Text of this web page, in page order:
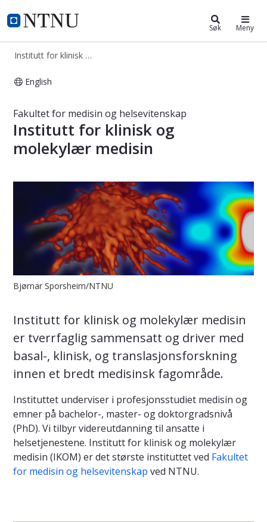
NTNU Hjemmeside
Institutt for klinisk og molekylær
Søk Meny
Institutt for klinisk og molekylær medisin
English
Fakultet for medisin og helsevitenskap
Institutt for klinisk og
molekylær medisin
Bjørnar Sporsheim/NTNU
Institutt for klinisk og molekylær medisin
er tverrfaglig sammensatt og driver med
basal-, klinisk, og translasjonsforskning
innen et bredt medisinsk fagområde.
Instituttet underviser i profesjonsstudiet medisin og
emner på bachelor-, master- og doktorgradsnivå
(PhD). Vi tilbyr videreutdanning til ansatte i
helsetjenestene. Institutt for klinisk og molekylær
medisin (IKOM) er det største instituttet ved Fakultet
for medisin og helsevitenskap ved NTNU.